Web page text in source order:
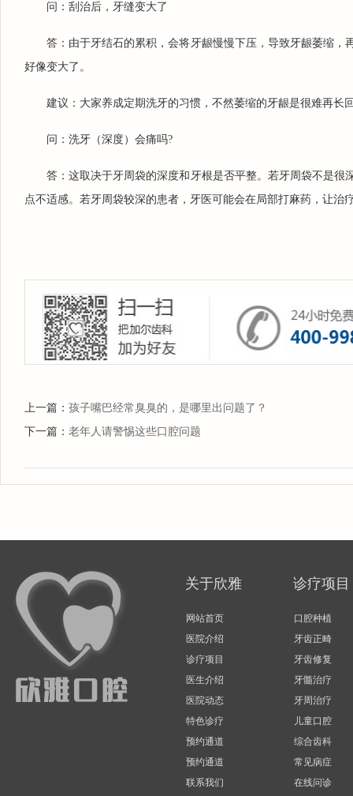
问：刮治后，牙缝变大了
答：由于牙结石的累积，会将牙龈慢慢下压，导致牙龈萎缩
好像变大了。
建议：大家养成定期洗牙的习惯，不然萎缩的牙龈是很难再长
问：洗牙（深度）会痛吗?
答：这取决于牙周袋的深度和牙根是否平整。若牙周袋不是
点不适感。若牙周袋较深的患者，牙医可能会在局部打麻药，让治
上一篇： 孩子嘴巴经常臭臭的，是哪里出问题了？
下一篇： 老年人请警惕这些口腔问题
关于欣雅
网站首页
医院介绍
诊疗项目
医生介绍
医院动态
特色诊疗
预约通道
预约通道
联系我们
诊疗项目
口腔种植
牙齿正畸
牙齿修复
牙髓治疗
牙周治疗
儿童口腔
综合齿科
常见病症
在线问诊